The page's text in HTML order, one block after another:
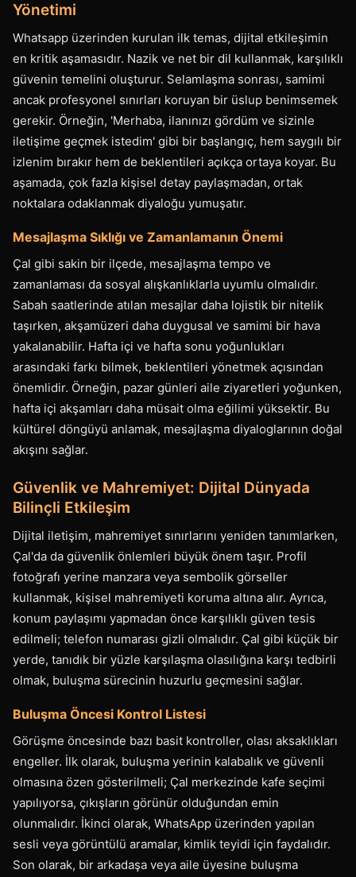
Yönetimi
Whatsapp üzerinden kurulan ilk temas, dijital etkileşimin
en kritik aşamasıdır. Nazik ve net bir dil kullanmak, karşılıklı
güvenin temelini oluşturur. Selamlaşma sonrası, samimi
ancak profesyonel sınırları koruyan bir üslup benimsemek
gerekir. Örneğin, 'Merhaba, ilanınızı gördüm ve sizinle
iletişime geçmek istedim' gibi bir başlangıç, hem saygılı bir
izlenim bırakır hem de beklentileri açıkça ortaya koyar. Bu
aşamada, çok fazla kişisel detay paylaşmadan, ortak
noktalara odaklanmak diyaloğu yumuşatır.
Mesajlaşma Sıklığı ve Zamanlamanın Önemi
Çal gibi sakin bir ilçede, mesajlaşma tempo ve
zamanlaması da sosyal alışkanlıklarla uyumlu olmalıdır.
Sabah saatlerinde atılan mesajlar daha lojistik bir nitelik
taşırken, akşamüzeri daha duygusal ve samimi bir hava
yakalanabilir. Hafta içi ve hafta sonu yoğunlukları
arasındaki farkı bilmek, beklentileri yönetmek açısından
önemlidir. Örneğin, pazar günleri aile ziyaretleri yoğunken,
hafta içi akşamları daha müsait olma eğilimi yüksektir. Bu
kültürel döngüyü anlamak, mesajlaşma diyaloglarının doğal
akışını sağlar.
Güvenlik ve Mahremiyet: Dijital Dünyada
Bilinçli Etkileşim
Dijital iletişim, mahremiyet sınırlarını yeniden tanımlarken,
Çal'da da güvenlik önlemleri büyük önem taşır. Profil
fotoğrafı yerine manzara veya sembolik görseller
kullanmak, kişisel mahremiyeti koruma altına alır. Ayrıca,
konum paylaşımı yapmadan önce karşılıklı güven tesis
edilmeli; telefon numarası gizli olmalıdır. Çal gibi küçük bir
yerde, tanıdık bir yüzle karşılaşma olasılığına karşı tedbirli
olmak, buluşma sürecinin huzurlu geçmesini sağlar.
Buluşma Öncesi Kontrol Listesi
Görüşme öncesinde bazı basit kontroller, olası aksaklıkları
engeller. İlk olarak, buluşma yerinin kalabalık ve güvenli
olmasına özen gösterilmeli; Çal merkezinde kafe seçimi
yapılıyorsa, çıkışların görünür olduğundan emin
olunmalıdır. İkinci olarak, WhatsApp üzerinden yapılan
sesli veya görüntülü aramalar, kimlik teyidi için faydalıdır.
Son olarak, bir arkadaşa veya aile üyesine buluşma